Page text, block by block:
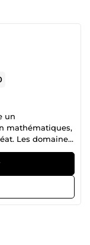
un
mathématiques,
Les domaines
collèges et
et aux
des
une
aux